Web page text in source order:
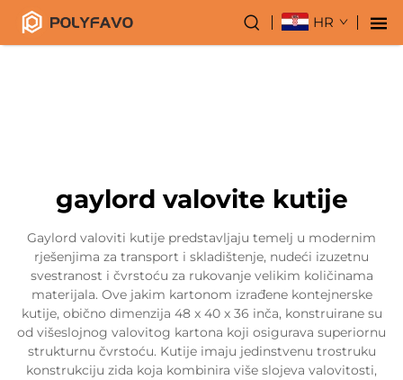
HR
gaylord valovite kutije
Gaylord valoviti kutije predstavljaju temelj u modernim
rješenjima za transport i skladištenje, nudeći izuzetnu
svestranost i čvrstoću za rukovanje velikim količinama
materijala. Ove jakim kartonom izrađene kontejnerske
kutije, obično dimenzija 48 x 40 x 36 inča, konstruirane su
od višeslojnog valovitog kartona koji osigurava superiornu
strukturnu čvrstoću. Kutije imaju jedinstvenu trostruku
konstrukciju zida koja kombinira više slojeva valovitosti,